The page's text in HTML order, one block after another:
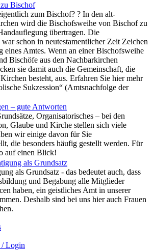
Bischof
zum Bischof? ? In den alt-
wird die Bischofsweihe von Bischof zu
übertragen. Die
schon in neutestamentlicher Zeit Zeichen
eines Amtes. Wenn an einer Bischofsweihe
Bischöfe aus den Nachbarkirchen
sie damit auch die Gemeinschaft, die
besteht, aus. Erfahren Sie hier mehr
Sukzession“ (Amtsnachfolge der
– gute Antworten
Organisatorisches – bei den
Glaube und Kirche stellen sich viele
wir einige davon für Sie
die besonders häufig gestellt werden. Für
auf einen Blick!
als Grundsatz
als Grundsatz - das bedeutet auch, dass
und Begabung alle Mitglieder
haben, ein geistliches Amt in unserer
Deshalb sind bei uns hier auch Frauen
/ Login